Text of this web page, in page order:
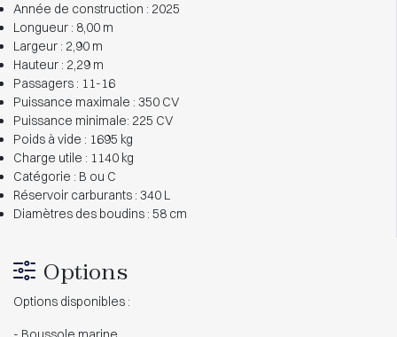
Année de construction : 2025
Longueur : 8,00 m
Largeur : 2,90 m
Hauteur : 2,29 m
Passagers : 11-16
Puissance maximale : 350 CV
Puissance minimale: 225 CV
Poids à vide : 1695 kg
Charge utile : 1140 kg
Catégorie : B ou C
Réservoir carburants : 340 L
Diamètres des boudins : 58 cm
Options
Options disponibles :